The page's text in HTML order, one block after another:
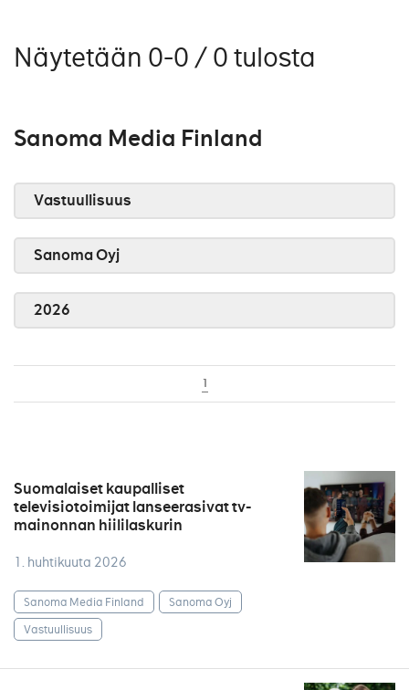
Näytetään 0-0 / 0 tulosta
Sanoma Media Finland
Vastuullisuus
Sanoma Oyj
2026
1
Suomalaiset kaupalliset
televisiotoimijat lanseerasivat tv-
mainonnan hiililaskurin
1. huhtikuuta 2026
Sanoma Media Finland
Sanoma Oyj
Vastuullisuus